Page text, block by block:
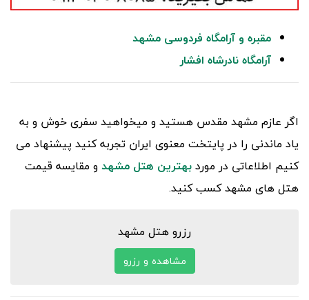
مقبره و آرامگاه فردوسی مشهد
آرامگاه نادرشاه افشار
اگر عازم مشهد مقدس هستید و میخواهید سفری خوش و به
یاد ماندنی را در پایتخت معنوی ایران تجربه کنید پیشنهاد می
کنیم اطلاعاتی در موردبهترین هتل مشهد و مقایسه قیمت
هتل های مشهد کسب کنید.
رزرو هتل مشهد
مشاهده و رزرو